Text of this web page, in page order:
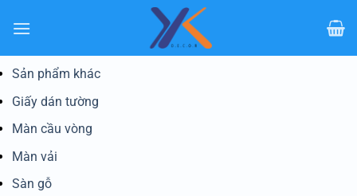
qua
dungSản phẩm khác
Giấy dán tường
Màn cầu vòng
Màn vải
Sàn gỗ